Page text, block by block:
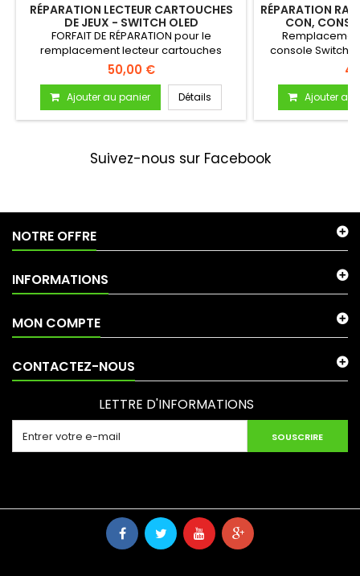
RÉPARATION LECTEUR CARTOUCHES
DE JEUX - SWITCH OLED
FORFAIT DE RÉPARATION pour le
remplacement lecteur cartouches
(cartes) de...
50,00 €
Ajouter au panier Détails
RÉPARATION
CON,
console Switch
Ajouter au
Suivez-nous sur Facebook
NOTRE OFFRE
INFORMATIONS
MON COMPTE
CONTACTEZ-NOUS
LETTRE D'INFORMATIONS
SOUSCRIRE